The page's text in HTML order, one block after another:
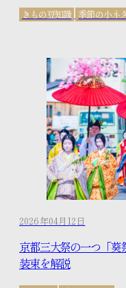
きもの豆知識 季節の小ネ
2026年04月12日
京都三大祭の一つ「
装束を解説